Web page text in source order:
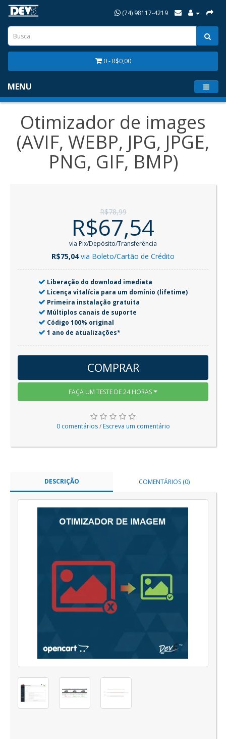
(74) 98117-4219
0 - R$0,00
MENU
Otimizador de images
(AVIF, WEBP, JPG, JPGE,
PNG, GIF, BMP)
R$78,99
R$67,54
via Pix/Depósito/Transferência
R$75,04via Boleto/Cartão de Crédito
Liberação do download imediata
Licença vitalícia para um domínio (lifetime)
Primeira instalação gratuita
Múltiplos canais de suporte
Código 100% original
1 ano de atualizações*
COMPRAR
FAÇA UM TESTE DE 24 HORAS
0 comentários/ Escreva um comentário
DESCRIÇÃO COMENTÁRIOS (0)